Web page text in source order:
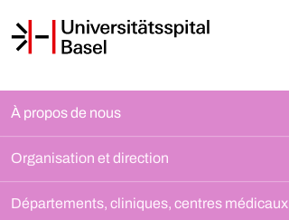
À propos de nous
Organisation et direction
Départements, cliniques, centres médicaux